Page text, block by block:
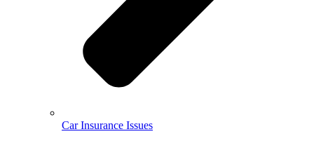
Car Insurance Issues